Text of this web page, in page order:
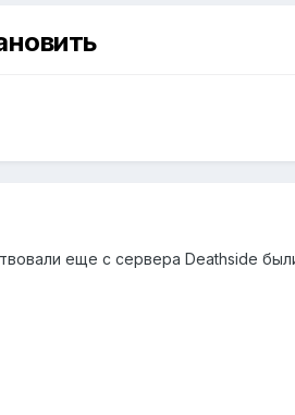
еще с сервера Deathside